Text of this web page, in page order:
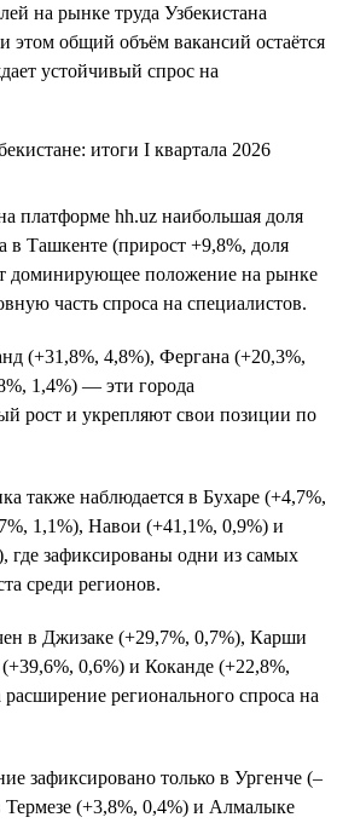
на рынке труда Узбекистана
этом общий объём вакансий остаётся
устойчивый спрос на
платформе hh.uz наибольшая доля
в Ташкенте (прирост +9,8%, доля
доминирующее положение на рынке
часть спроса на специалистов.
(+31,8%, 4,8%), Фергана (+20,3%,
1,4%) — эти города
рост и укрепляют свои позиции по
также наблюдается в Бухаре (+4,7%,
1,1%), Навои (+41,1%, 0,9%) и
где зафиксированы одни из самых
среди регионов.
в Джизаке (+29,7%, 0,7%), Карши
0,6%) и Коканде (+22,8%,
регионального спроса на
зафиксировано только в Ургенче (–
Термезе (+3,8%, 0,4%) и Алмалыке